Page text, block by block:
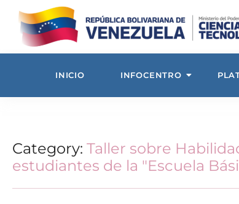
INICIO INFOCENTRO
Category: Taller sobre
estudiantes de la "Escuela